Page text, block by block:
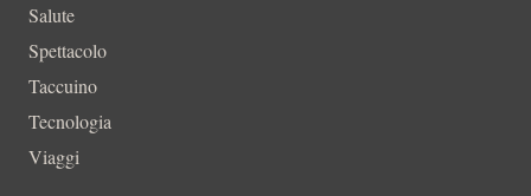
Salute
Spettacolo
Taccuino
Tecnologia
Viaggi